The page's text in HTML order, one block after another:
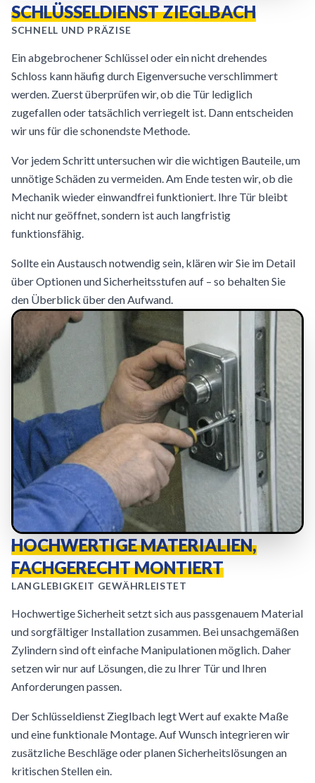
SCHLÜSSELDIENST ZIEGLBACH
SCHNELL UND PRÄZISE
Ein abgebrochener Schlüssel oder ein nicht drehendes
Schloss kann häufig durch Eigenversuche verschlimmert
werden. Zuerst überprüfen wir, ob die Tür lediglich
zugefallen oder tatsächlich verriegelt ist. Dann entscheiden
wir uns für die schonendste Methode.
Vor jedem Schritt untersuchen wir die wichtigen Bauteile, um
unnötige Schäden zu vermeiden. Am Ende testen wir, ob die
Mechanik wieder einwandfrei funktioniert. Ihre Tür bleibt
nicht nur geöffnet, sondern ist auch langfristig
funktionsfähig.
Sollte ein Austausch notwendig sein, klären wir Sie im Detail
über Optionen und Sicherheitsstufen auf – so behalten Sie
den Überblick über den Aufwand.
HOCHWERTIGE MATERIALIEN,
FACHGERECHT MONTIERT
LANGLEBIGKEIT GEWÄHRLEISTET
Hochwertige Sicherheit setzt sich aus passgenauem Material
und sorgfältiger Installation zusammen. Bei unsachgemäßen
Zylindern sind oft einfache Manipulationen möglich. Daher
setzen wir nur auf Lösungen, die zu Ihrer Tür und Ihren
Anforderungen passen.
Der Schlüsseldienst Zieglbach legt Wert auf exakte Maße
und eine funktionale Montage. Auf Wunsch integrieren wir
zusätzliche Beschläge oder planen Sicherheitslösungen an
kritischen Stellen ein.